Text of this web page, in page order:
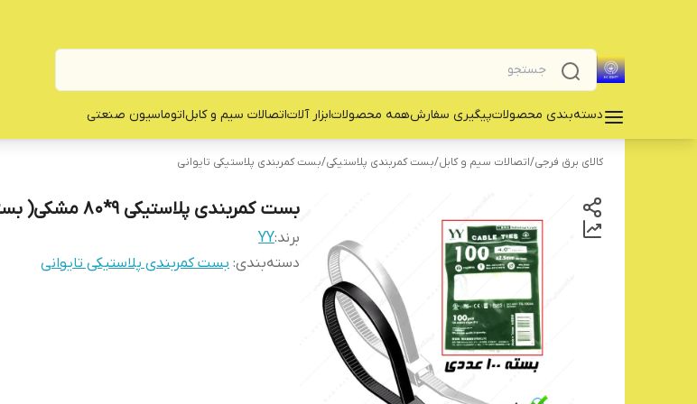
دسته‌بندی محصولاتپیگیری سفارشهمه محصولات‌ابزار آلاتاتصالات سیم و کابلاتوماسیون صنعتی
کالای برق فرجی/اتصالات سیم و کابل/بست کمربندی پلاستیکی/بست کمربندی پلاستیکی تایوانی
بست کمربندی پلاستیکی ۹*۸۰ مشکی( بسته ۱۰۰ عددی)
برند:YY
دسته‌بندی: بست کمربندی پلاستیکی تایوانی